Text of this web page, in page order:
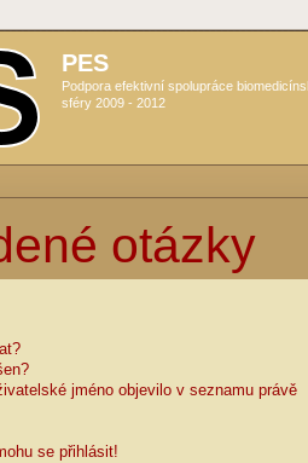
PES
Podpora efektivní spolupráce
sféry 2009 - 2012
otázky
jméno objevilo v seznamu právě
se přihlásit!